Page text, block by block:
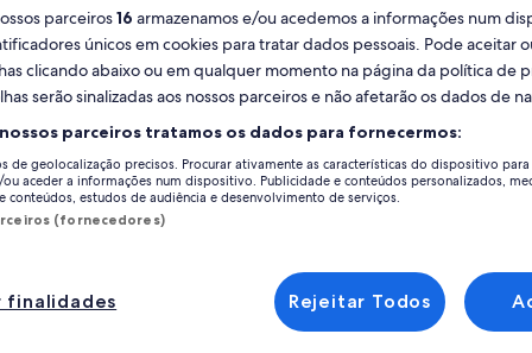
os
meses
que
estão
ser
apresentados
atualmente:
August
e
Ssegunda-
feira
Tterça-
feira
Qquarta-
feira
Qquinta-
feira
Ssexta-
feira
Ssábado
Ddomingo
1 2
4 5 6 7 8 9
18 19 23
Ssegunda-
feira
T
feira
7 8 9
21 22 23
Madrid graças à nossa seleção de 171 casas, 3322 apartamentos
ou o seu amigo de quatro patas, tais como banheira de
indispensáveis, tais como opções acessíveis ou para não
de Madrid
parceiros16 armazenamos e/ou acedemos a informações num
únicos em cookies para tratar dados pessoais. Pode aceitar
clicando abaixo ou em qualquer momento na página da política de
serão sinalizadas aos nossos parceiros e não afetarão os dados de
parceiros tratamos os dados para fornecermos:
de geolocalização precisos. Procurar ativamente as características do dispositivo
ou aceder a informações num dispositivo. Publicidade e conteúdos personalizados,
conteúdos, estudos de audiência e desenvolvimento de serviços.
(fornecedores)
finalidades Rejeitar Todos